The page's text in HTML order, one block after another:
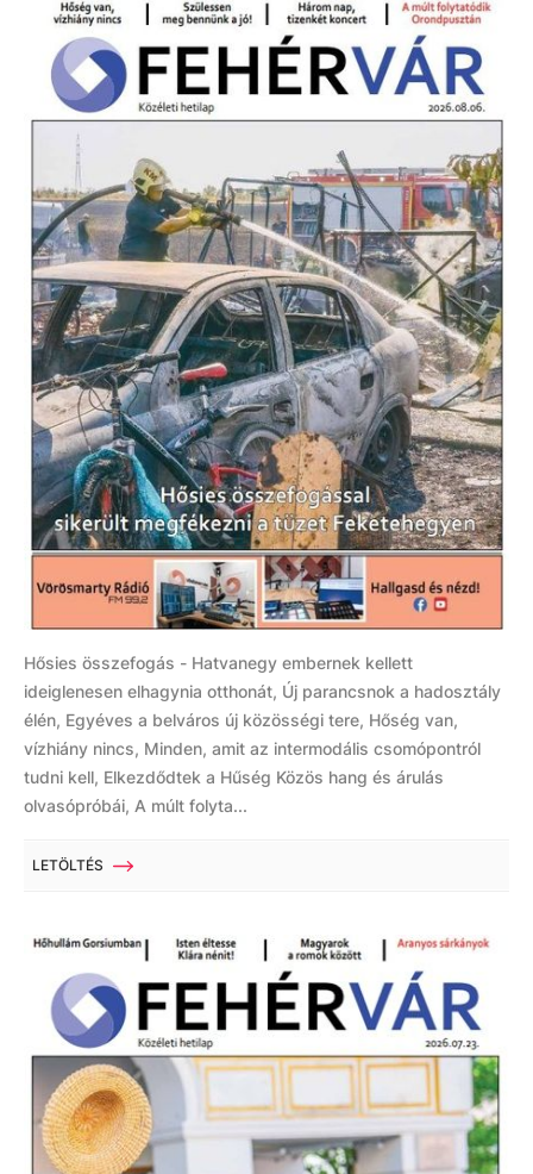
Hősies összefogás - Hatvanegy embernek kellett
ideiglenesen elhagynia otthonát, Új parancsnok a hadosztály
élén, Egyéves a belváros új közösségi tere, Hőség van,
vízhiány nincs, Minden, amit az intermodális csomópontról
tudni kell, Elkezdődtek a Hűség Közös hang és árulás
olvasópróbái, A múlt folyta...
LETÖLTÉS